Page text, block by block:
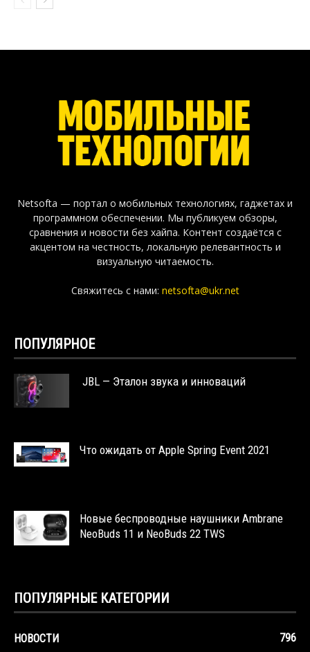
Netsofta — портал о мобильных технологиях, гаджетах и
программном обеспечении. Мы публикуем обзоры,
сравнения и новости без хайпа. Контент создаётся с
акцентом на честность, локальную релевантность и
визуальную читаемость.
Свяжитесь с нами: netsofta@ukr.net
ПОПУЛЯРНОЕ
JBL — Эталон звука и инноваций
Что ожидать от Apple Spring Event 2021
Новые беспроводные наушники Ambrane
NeoBuds 11 и NeoBuds 22 TWS
ПОПУЛЯРНЫЕ КАТЕГОРИИ
НОВОСТИ 796